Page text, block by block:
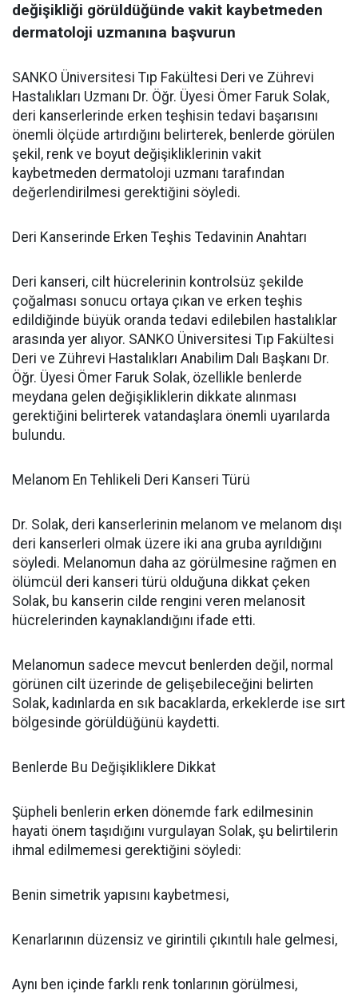
değişikliği görüldüğünde vakit kaybetmeden
dermatoloji uzmanına başvurun
SANKO Üniversitesi Tıp Fakültesi Deri ve Zührevi
Hastalıkları Uzmanı Dr. Öğr. Üyesi Ömer Faruk Solak,
deri kanserlerinde erken teşhisin tedavi başarısını
önemli ölçüde artırdığını belirterek, benlerde görülen
şekil, renk ve boyut değişikliklerinin vakit
kaybetmeden dermatoloji uzmanı tarafından
değerlendirilmesi gerektiğini söyledi.
Deri Kanserinde Erken Teşhis Tedavinin Anahtarı
Deri kanseri, cilt hücrelerinin kontrolsüz şekilde
çoğalması sonucu ortaya çıkan ve erken teşhis
edildiğinde büyük oranda tedavi edilebilen hastalıklar
arasında yer alıyor. SANKO Üniversitesi Tıp Fakültesi
Deri ve Zührevi Hastalıkları Anabilim Dalı Başkanı Dr.
Öğr. Üyesi Ömer Faruk Solak, özellikle benlerde
meydana gelen değişikliklerin dikkate alınması
gerektiğini belirterek vatandaşlara önemli uyarılarda
bulundu.
Melanom En Tehlikeli Deri Kanseri Türü
Dr. Solak, deri kanserlerinin melanom ve melanom dışı
deri kanserleri olmak üzere iki ana gruba ayrıldığını
söyledi. Melanomun daha az görülmesine rağmen en
ölümcül deri kanseri türü olduğuna dikkat çeken
Solak, bu kanserin cilde rengini veren melanosit
hücrelerinden kaynaklandığını ifade etti.
Melanomun sadece mevcut benlerden değil, normal
görünen cilt üzerinde de gelişebileceğini belirten
Solak, kadınlarda en sık bacaklarda, erkeklerde ise sırt
bölgesinde görüldüğünü kaydetti.
Benlerde Bu Değişikliklere Dikkat
Şüpheli benlerin erken dönemde fark edilmesinin
hayati önem taşıdığını vurgulayan Solak, şu belirtilerin
ihmal edilmemesi gerektiğini söyledi:
Benin simetrik yapısını kaybetmesi,
Kenarlarının düzensiz ve girintili çıkıntılı hale gelmesi,
Aynı ben içinde farklı renk tonlarının görülmesi,